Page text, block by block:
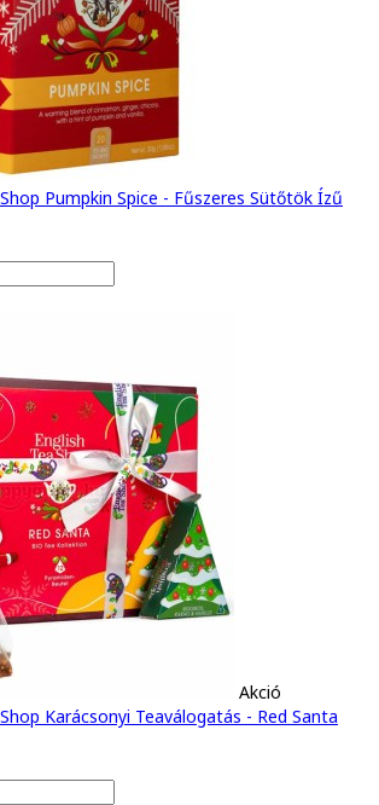
Pumpkin Spice - Fűszeres Sütőtök Ízű
Akció
Karácsonyi Teaválogatás - Red Santa